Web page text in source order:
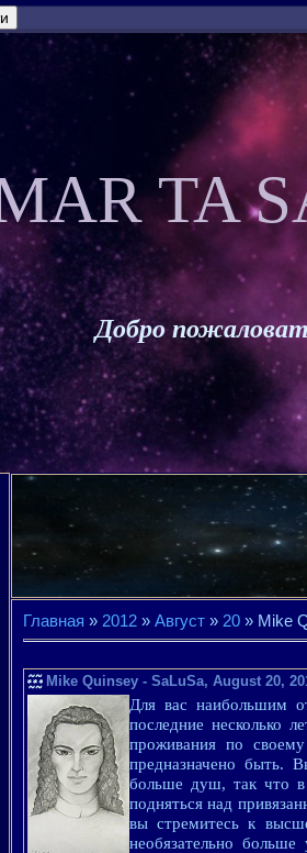
TA
Добро
Главная » 2012 » Август » 20 » Mike
Mike Quinsey - SaLuSa, August 20,
Для вас наибольшим
последние несколько
проживания по
предназначено быть.
больше душ, так что в
подняться над
вы стремитесь к
необязательно